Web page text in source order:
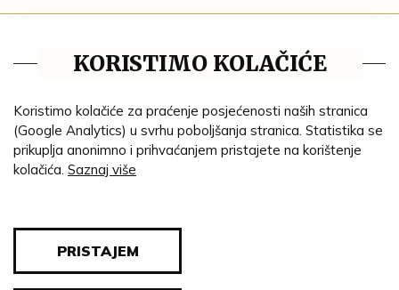
Impresum
Ustanove
Lenta vremena
Genealogija
KORISTIMO KOLAČIĆE
Koristimo kolačiće za praćenje posjećenosti naših stranica
(Google Analytics) u svrhu poboljšanja stranica. Statistika se
prikuplja anonimno i prihvaćanjem pristajete na korištenje
kolačića. Saznaj više
PRISTAJEM